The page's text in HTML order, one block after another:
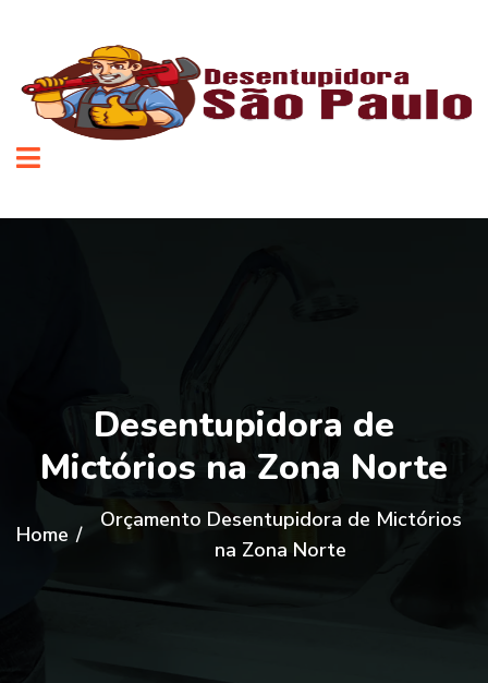
Desentupidora de
Mictórios na Zona Norte
Home /
Orçamento Desentupidora de Mictórios
na Zona Norte